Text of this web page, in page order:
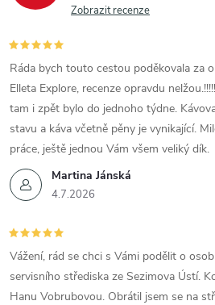
Zobrazit recenze
Martina Jánská
4.7.2026
Ráda bych touto cestou poděkovala za
Elleta Explore, recenze opravdu
tam i zpět bylo do jednoho týdne.
stavu a káva včetně pěny je vynikající.
práce, ještě jednou Vám všem veliký dík.
Vážení, rád se chci s Vámi podělit o
servisního střediska ze Sezimova Ústí.
Hanu Vobrubovou. Obrátil jsem se na